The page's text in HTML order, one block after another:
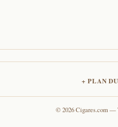
PLAN
© 2026 Cigares.com —